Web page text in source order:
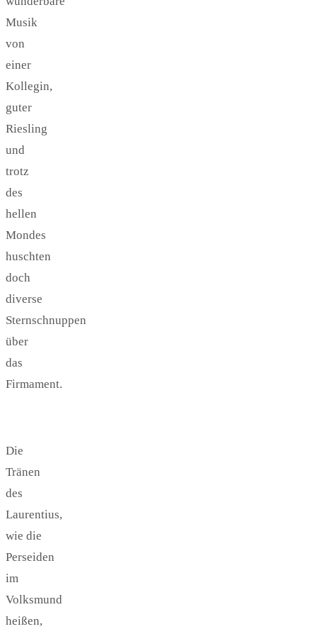
Musik
von
einer
Kollegin,
guter
Riesling
und
trotz
des
hellen
Mondes
huschten
doch
diverse
Sternschnuppen
über
das
Firmament.
Die
Tränen
des
Laurentius,
wie die
Perseiden
im
Volksmund
heißen,